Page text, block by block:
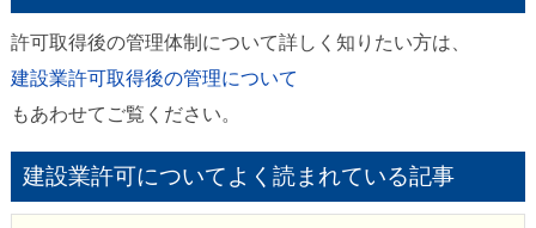
許可取得後の管理体制について詳しく知りたい方は、
建設業許可取得後の管理について
もあわせてご覧ください。
建設業許可についてよく読まれている記事